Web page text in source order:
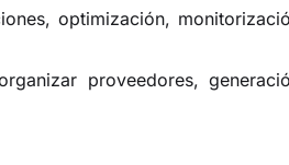
optimización,
proveedores,